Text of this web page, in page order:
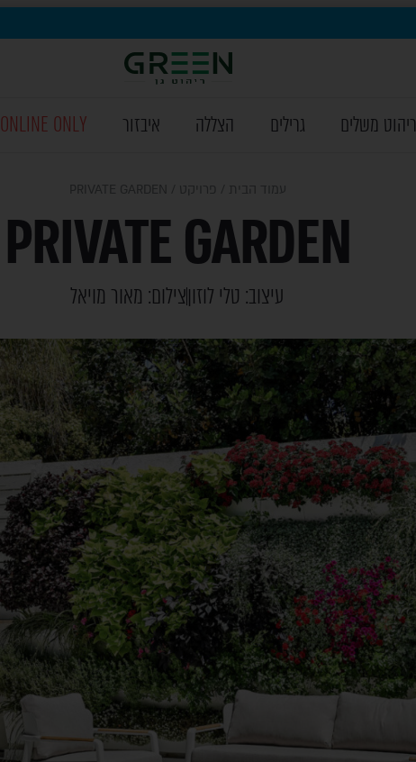
ריהוט משלים גרילים הצללה איבזור ONLINE ONLY
עמוד הבית פרויקט
PRIVATE GARDEN
עיצוב: טלי לוזוןצילום: מאור מויאל